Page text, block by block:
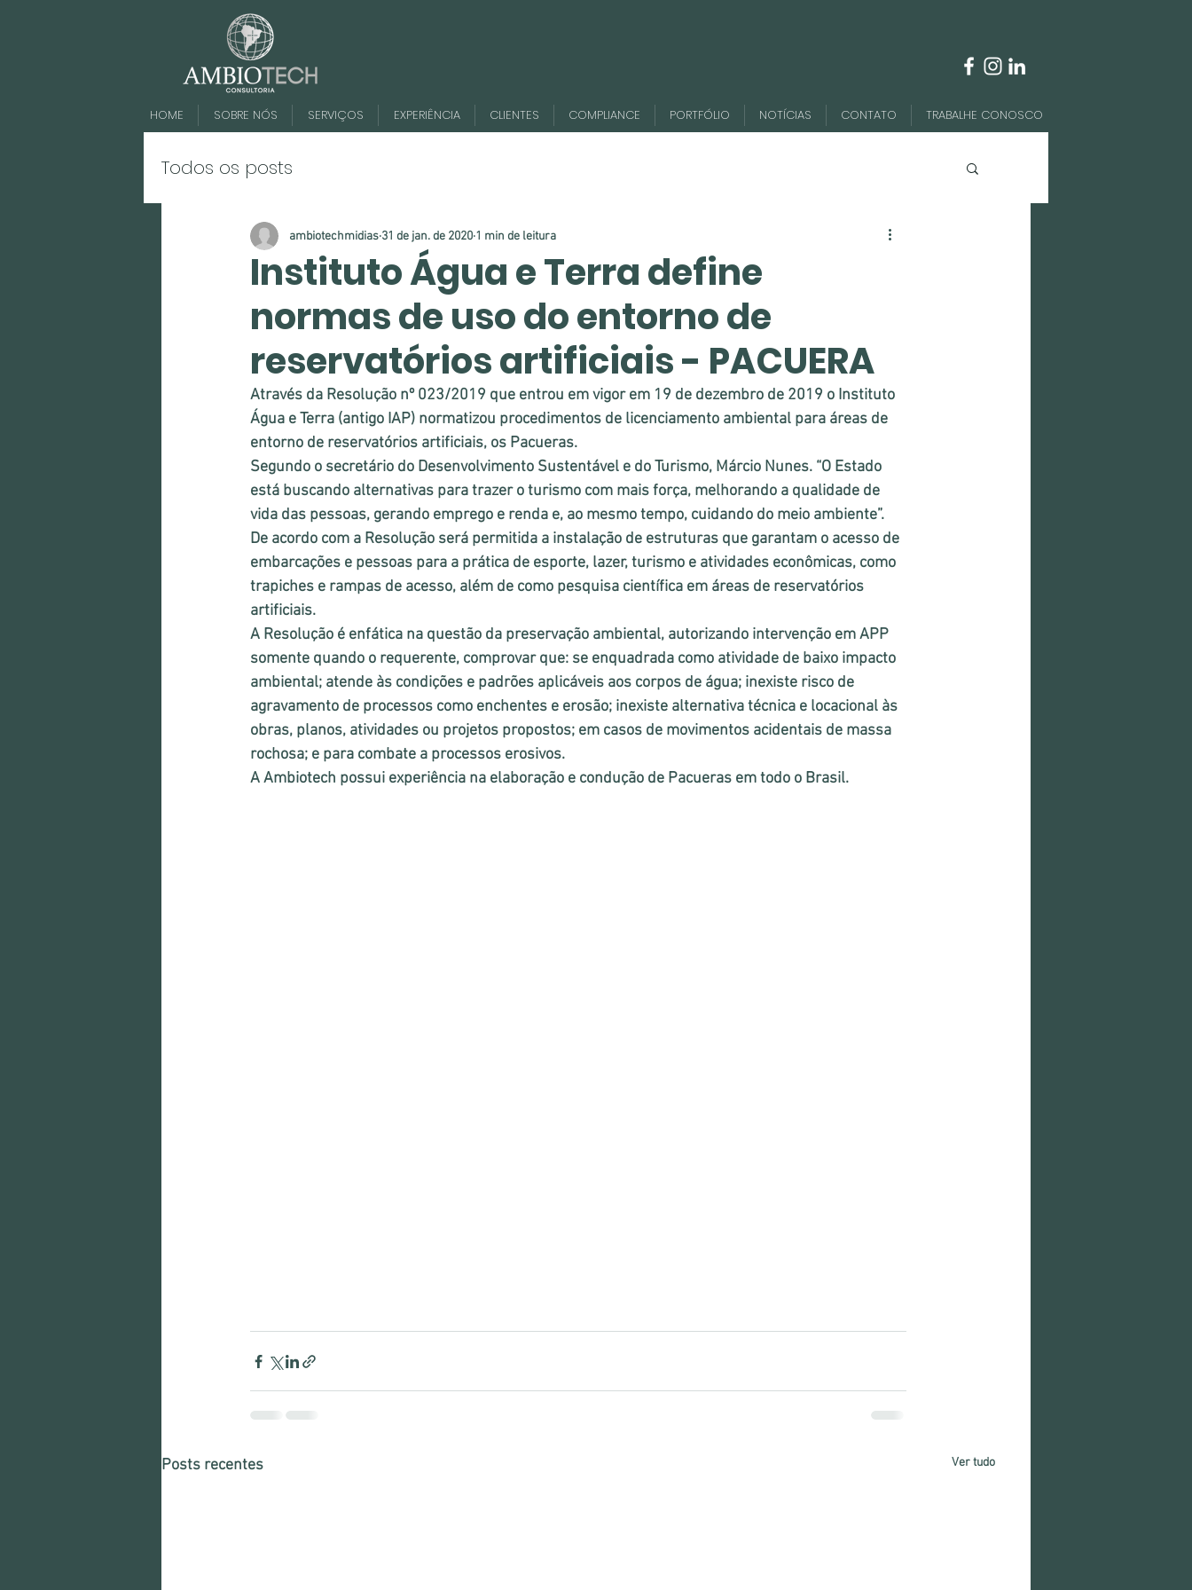
HOME SOBRE NÓS SERVIÇOS EXPERIÊNCIA CLIENTES COMPLIANCE PORTFÓLIO NOTÍCIAS CONTATO TRABALHE CONOSCO
Todos os posts
Instituto Água e Terra define
normas de uso do entorno de
reservatórios artificiais - PACUERA
ambiotechmidias 31 de jan. de 2020 1 min de leitura
Através da Resolução nº 023/2019 que entrou em vigor em 19 de dezembro de 2019 o Instituto
Água e Terra (antigo IAP) normatizou procedimentos de licenciamento ambiental para áreas de
entorno de reservatórios artificiais, os Pacueras.
Segundo o secretário do Desenvolvimento Sustentável e do Turismo, Márcio Nunes. “O Estado
está buscando alternativas para trazer o turismo com mais força, melhorando a qualidade de
vida das pessoas, gerando emprego e renda e, ao mesmo tempo, cuidando do meio ambiente”.
De acordo com a Resolução será permitida a instalação de estruturas que garantam o acesso de
embarcações e pessoas para a prática de esporte, lazer, turismo e atividades econômicas, como
trapiches e rampas de acesso, além de como pesquisa científica em áreas de reservatórios
artificiais.
A Resolução é enfática na questão da preservação ambiental, autorizando intervenção em APP
somente quando o requerente, comprovar que: se enquadrada como atividade de baixo impacto
ambiental; atende às condições e padrões aplicáveis aos corpos de água; inexiste risco de
agravamento de processos como enchentes e erosão; inexiste alternativa técnica e locacional às
obras, planos, atividades ou projetos propostos; em casos de movimentos acidentais de massa
rochosa; e para combate a processos erosivos.
A Ambiotech possui experiência na elaboração e condução de Pacueras em todo o Brasil.
Posts recentes Ver tudo